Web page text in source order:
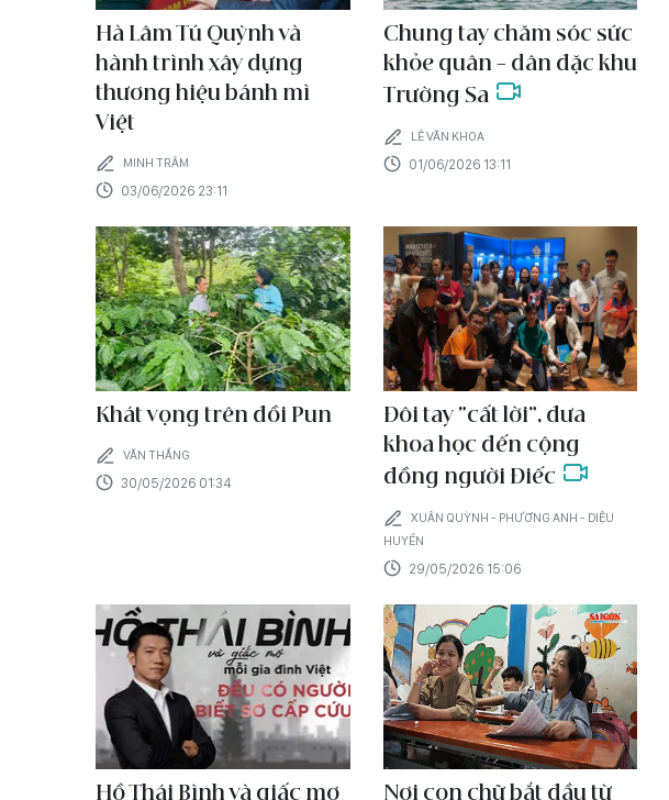
Hà Lâm Tú Quỳnh và
hành trình xây dựng
thương hiệu bánh mì
Việt
MINH TRÂM
03/06/2026 23:11
Chung tay chăm sóc sức
khỏe quân – dân đặc khu
Trường Sa
LÊ VĂN KHOA
01/06/2026 13:11
Khát vọng trên đồi Pun
VĂN THẮNG
30/05/2026 01:34
Đôi tay “cất lời”, đưa
khoa học đến cộng
đồng người Điếc
XUÂN QUỲNH - PHƯƠNG ANH - DIỆU
HUYỀN
29/05/2026 15:06
Hồ Thái Bình và giấc mơ Nơi con chữ bắt đầu từ